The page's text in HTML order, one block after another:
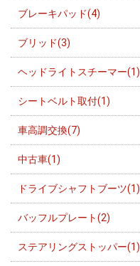
ブレーキパッド(4)
ブリッド(3)
ヘッドライトスチーマー(1)
シートベルト取付(1)
車高調交換(7)
中古車(1)
ドライブシャフトブーツ(1)
バッフルプレート(2)
ステアリングストッパー(1)